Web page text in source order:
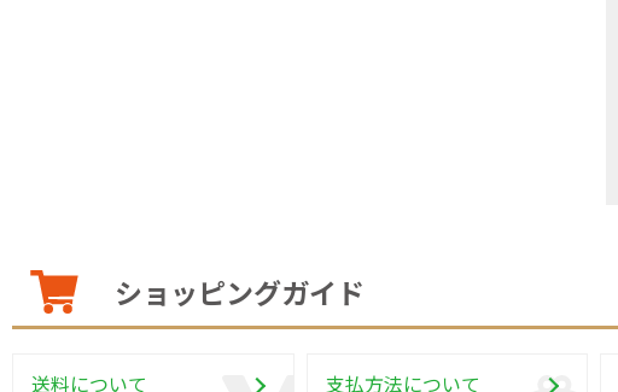
ショッピングガイド
送料について 支払方法について